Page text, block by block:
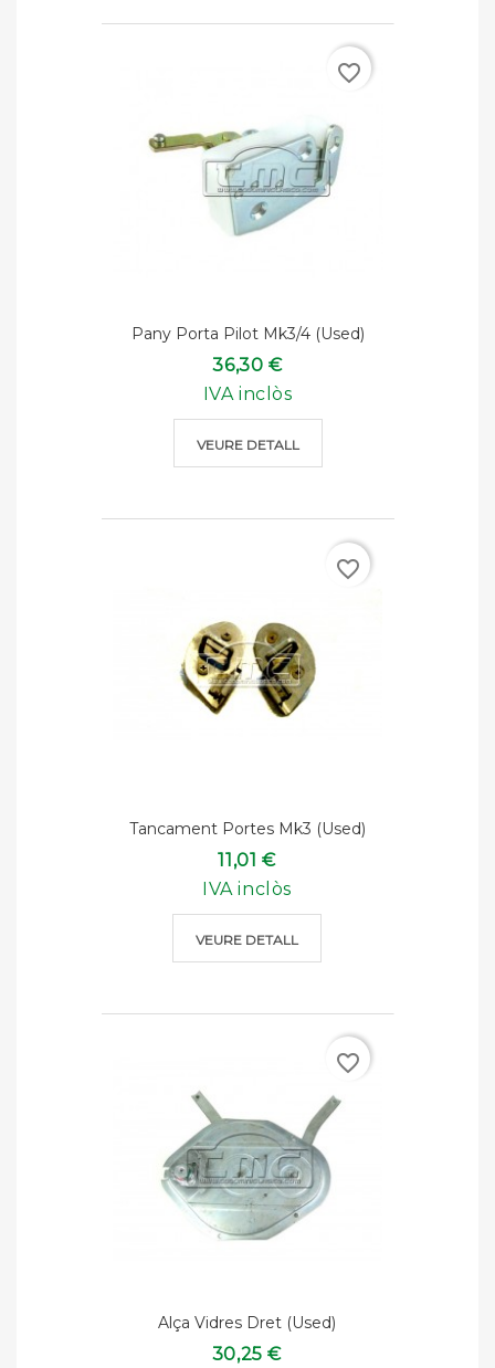
Pany Porta Pilot Mk3/4 (used)
36,30 €
IVA inclòs
VEURE DETALL
favorite_border
Tancament Portes Mk3 (used)
11,01 €
IVA inclòs
VEURE DETALL
favorite_border
Alça Vidres Dret (used)
30,25 €
favorite_border